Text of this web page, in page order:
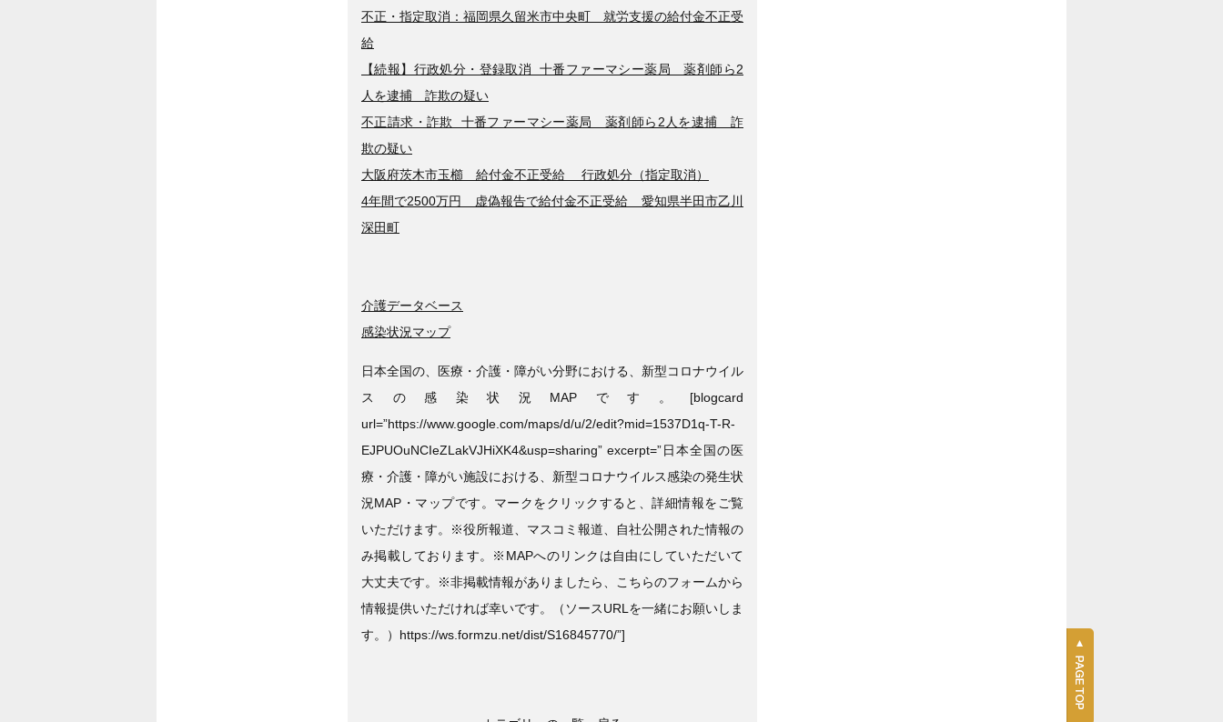
不正・指定取消：福岡県久留米市中央町 就労支援の給付金不正受
給
【続報】行政処分・登録取消 十番ファーマシー薬局 薬剤師ら2
人を逮捕 詐欺の疑い
不正請求・詐欺 十番ファーマシー薬局 薬剤師ら2人を逮捕 詐
欺の疑い
大阪府茨木市玉櫛 給付金不正受給 行政処分（指定取消）
4年間で2500万円 虚偽報告で給付金不正受給 愛知県半田市乙川
深田町
介護データベース
感染状況マップ
日本全国の、医療・介護・障がい分野における、新型コロナウイル
スの感染状況MAPです。[blogcard
url=”https://www.google.com/maps/d/u/2/edit?mid=1537D1q-T-R-
EJPUOuNCIeZLakVJHiXK4&usp=sharing” excerpt=”日本全国の医
療・介護・障がい施設における、新型コロナウイルス感染の発生状
況MAP・マップです。マークをクリックすると、詳細情報をご覧
いただけます。※役所報道、マスコミ報道、自社公開された情報の
み掲載しております。※MAPへのリンクは自由にしていただいて
大丈夫です。※非掲載情報がありましたら、こちらのフォームから
情報提供いただければ幸いです。（ソースURLを一緒にお願いしま
す。）https://ws.formzu.net/dist/S16845770/”]